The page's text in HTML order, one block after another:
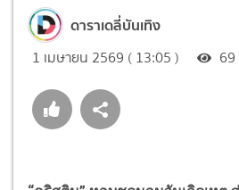
ดาราเดลี่บันเทิง
1 เมษายน 2569 ( 13:05 ) 69